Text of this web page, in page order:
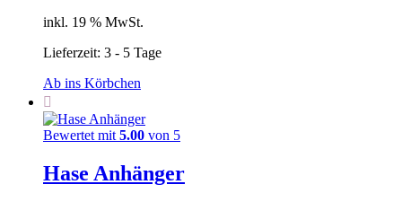
inkl. 19 % MwSt.
Lieferzeit: 3 - 5 Tage
Ab ins Körbchen
Bewertet mit 5.00 von 5
Hase Anhänger